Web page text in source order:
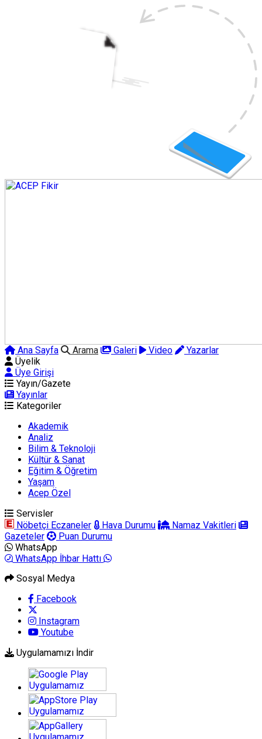
Ana Sayfa Arama Galeri Video
Yazarlar
Üyelik
Üye Girişi
Yayın/Gazete
Yayınlar
Kategoriler
Akademik
Analiz
Bilim & Teknoloji
Kültür & Sanat
Eğitim & Öğretim
Yaşam
Acep Özel
Servisler
Nöbetçi Eczaneler
Hava Durumu
Namaz Vakitleri
Gazeteler
Puan Durumu
WhatsApp
WhatsApp İhbar Hattı
Sosyal Medya
Facebook
Instagram
Youtube
Uygulamamızı İndir